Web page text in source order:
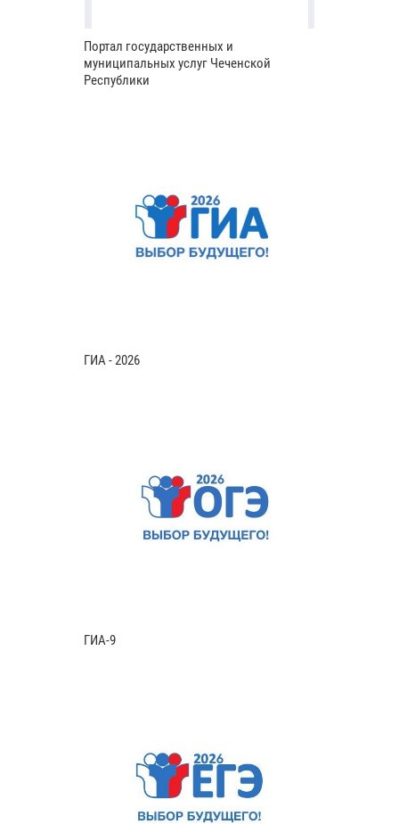
Портал государственных и
муниципальных услуг Чеченской
Республики
ГИА - 2026
ГИА-9